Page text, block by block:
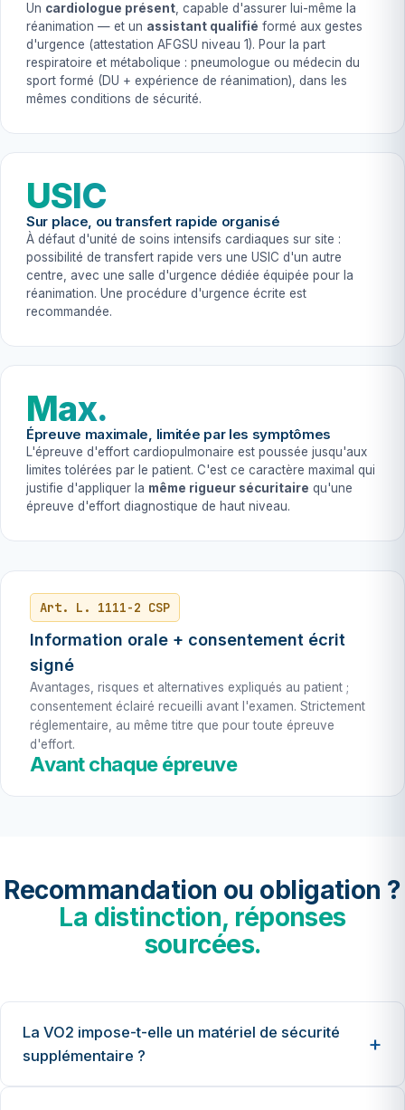
Un cardiologue présent , capable d'assurer lui-même la
réanimation — et un assistant qualifié formé aux gestes
d'urgence (attestation AFGSU niveau 1). Pour la part
respiratoire et métabolique : pneumologue ou médecin du
sport formé (DU + expérience de réanimation), dans les
mêmes conditions de sécurité.
USIC
Sur place, ou transfert rapide organisé
À défaut d'unité de soins intensifs cardiaques sur site :
possibilité de transfert rapide vers une USIC d'un autre
centre, avec une salle d'urgence dédiée équipée pour la
réanimation. Une procédure d'urgence écrite est
recommandée.
Max.
Épreuve maximale, limitée par les symptômes
L'épreuve d'effort cardiopulmonaire est poussée jusqu'aux
limites tolérées par le patient. C'est ce caractère maximal qui
justifie d'appliquer la même rigueur sécuritaire qu'une
épreuve d'effort diagnostique de haut niveau.
Art. L. 1111-2 CSP
Information orale + consentement écrit
signé
Avantages, risques et alternatives expliqués au patient ;
consentement éclairé recueilli avant l'examen. Strictement
réglementaire, au même titre que pour toute épreuve
d'effort.
Avant chaque épreuve
Recommandation ou obligation ?
La distinction, réponses
sourcées.
La VO2 impose-t-elle un matériel de sécurité
supplémentaire ?